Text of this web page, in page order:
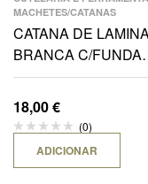
MACHETES/CATANAS
CATANA DE LAMINA
BRANCA C/FUNDA
VERDE LONA 48CM
18,00€
(0)
ADICIONAR